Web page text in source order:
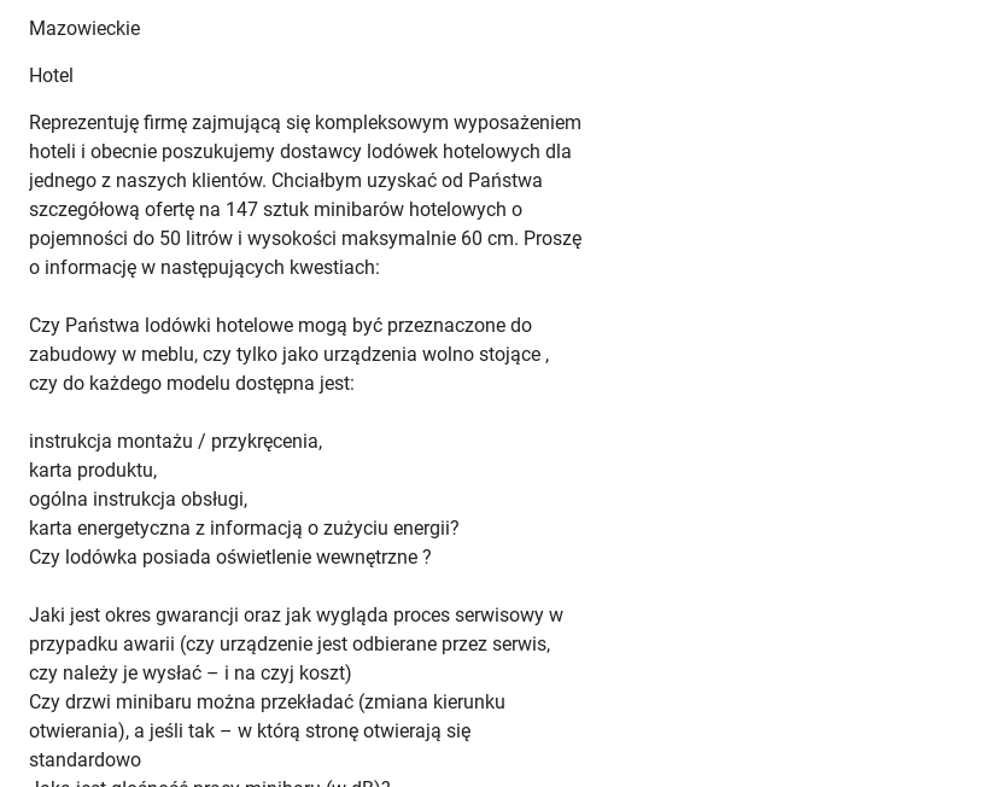
Mazowieckie
Hotel
Reprezentuję firmę zajmującą się kompleksowym wyposażeniem
hoteli i obecnie poszukujemy dostawcy lodówek hotelowych dla
jednego z naszych klientów. Chciałbym uzyskać od Państwa
szczegółową ofertę na 147 sztuk minibarów hotelowych o
pojemności do 50 litrów i wysokości maksymalnie 60 cm. Proszę
o informację w następujących kwestiach:
Czy Państwa lodówki hotelowe mogą być przeznaczone do
zabudowy w meblu, czy tylko jako urządzenia wolno stojące ,
czy do każdego modelu dostępna jest:
instrukcja montażu / przykręcenia,
karta produktu,
ogólna instrukcja obsługi,
karta energetyczna z informacją o zużyciu energii?
Czy lodówka posiada oświetlenie wewnętrzne ?
Jaki jest okres gwarancji oraz jak wygląda proces serwisowy w
przypadku awarii (czy urządzenie jest odbierane przez serwis,
czy należy je wysłać – i na czyj koszt)
Czy drzwi minibaru można przekładać (zmiana kierunku
otwierania), a jeśli tak – w którą stronę otwierają się
standardowo